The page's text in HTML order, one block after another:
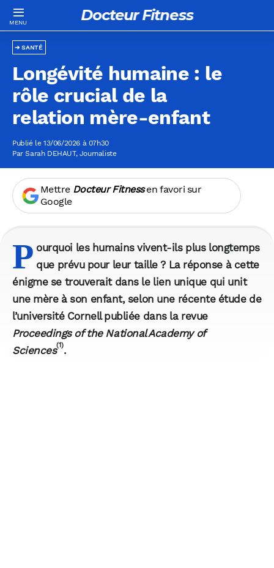
Docteur Fitness
SANTÉ
Longévité humaine : le
rôle crucial de la
relation mère-enfant
Publié le 13/06/2026 à 07h30
ParSarah DEHAUT, Journaliste
Mettre Docteur Fitnessen favori sur
Google
P ourquoi les humains vivent-ils plus longtemps
que prévu pour leur taille ? La réponse à cette
énigme se trouverait dans le lien unique qui unit
une mère à son enfant, selon une récente étude de
l’université Cornell publiée dans la revue
Proceedings of the National Academy of
Sciences(1).